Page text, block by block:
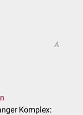
A
Komplex: